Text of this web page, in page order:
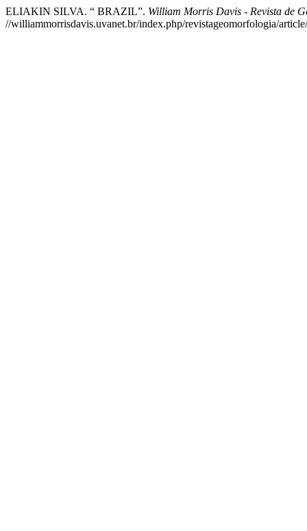
ELIAKIN SILVA. “ BRAZIL”. William Morris Davis - Revista de
//williammorrisdavis.uvanet.br/index.php/revistageomorfologia/